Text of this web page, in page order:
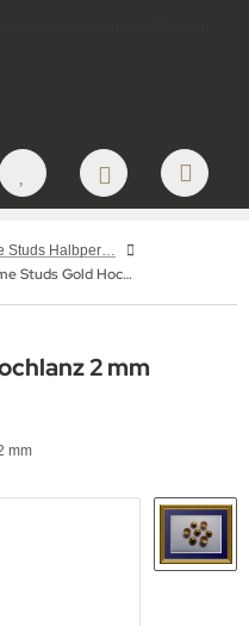
Hotfix Dome Studs Halbperlen irisierend – Metallic Halbperlen zum Aufbügeln
720 Dome Studs Gold Hochlanz 2 mm
2 mm
mm